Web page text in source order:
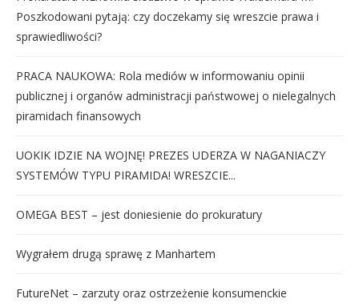
Poszkodowani pytają: czy doczekamy się wreszcie prawa i
sprawiedliwości?
PRACA NAUKOWA: Rola mediów w informowaniu opinii
publicznej i organów administracji państwowej o nielegalnych
piramidach finansowych
UOKIK IDZIE NA WOJNĘ! PREZES UDERZA W NAGANIACZY
SYSTEMÓW TYPU PIRAMIDA! WRESZCIE...
OMEGA BEST – jest doniesienie do prokuratury
Wygrałem drugą sprawę z Manhartem
FutureNet – zarzuty oraz ostrzeżenie konsumenckie